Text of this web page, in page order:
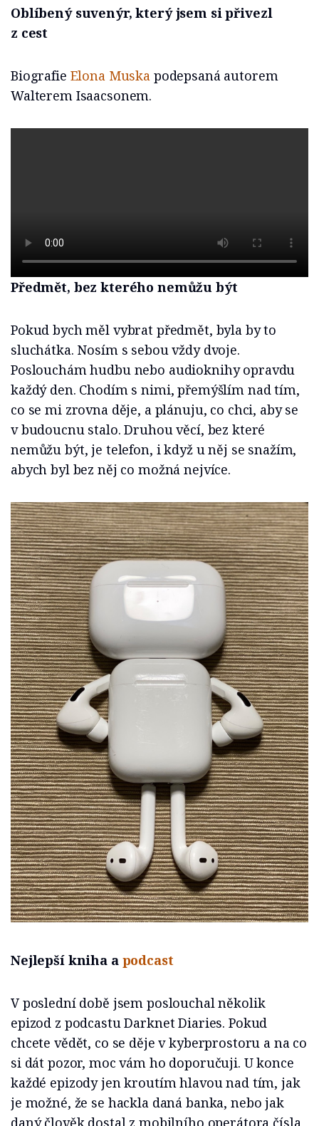
Oblíbený suvenýr, který jsem si přivezl
z cest
Biografie Elona Muskapodepsaná autorem
Walterem Isaacsonem.
Předmět, bez kterého nemůžu být
Pokud bych měl vybrat předmět, byla by to
sluchátka. Nosím s sebou vždy dvoje.
Poslouchám hudbu nebo audioknihy opravdu
každý den. Chodím s nimi, přemýšlím nad tím,
co se mi zrovna děje, a plánuju, co chci, aby se
v budoucnu stalo. Druhou věcí, bez které
nemůžu být, je telefon, i když u něj se snažím,
abych byl bez něj co možná nejvíce.
Nejlepší kniha a podcast
V poslední době jsem poslouchal několik
epizod z podcastu Darknet Diaries. Pokud
chcete vědět, co se děje v kyberprostoru a na co
si dát pozor, moc vám ho doporučuji. U konce
každé epizody jen kroutím hlavou nad tím, jak
je možné, že se hackla daná banka, nebo jak
daný člověk dostal z mobilního operátora čísla